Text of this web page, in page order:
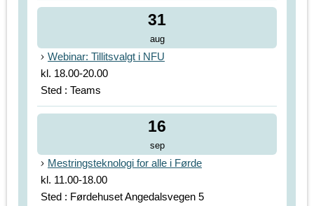
31
aug
Webinar: Tillitsvalgt i NFU
kl. 18.00-20.00
Sted : Teams
16
sep
Mestringsteknologi for alle i Førde
kl. 11.00-18.00
Sted : Førdehuset Angedalsvegen 5